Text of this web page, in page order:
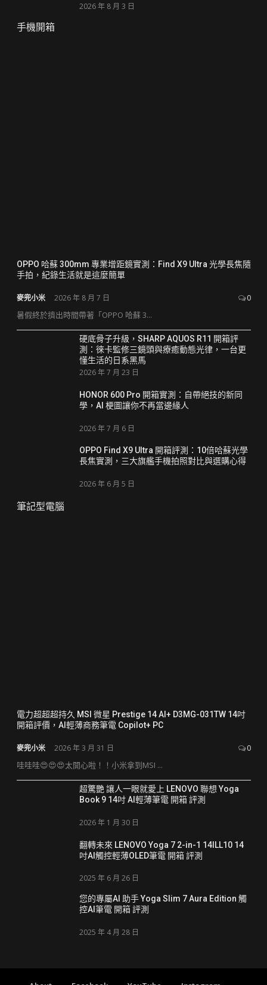
2026 年 8 月 3 日
手機開箱
OPPO 哈蘇 300mm 專業增距鏡實測：Find X9 Ultra 光學長焦隨
手拍，紀錄生活就是這麼簡單
麥兜小米 2026 年 8 月 7 日 0
暑假終於擠出時間帶著「OPPO 哈蘇 3...
硬底骨子升級，SHARP AQUOS R11 開箱評
測：徠卡監修三鏡頭與療癒動態光律，一台更
懂生活的日系黑馬
2026 年 7 月 23 日
HONOR 600 Pro 開箱實測：自帶絕技的新同
學，AI 梗圖讓你不再當邊緣人
2026 年 7 月 6 日
OPPO Find X9 Ultra 開箱評測：10倍哈蘇光學
長焦實測，三大旗艦手機拍照對比與選購心得
2026 年 6 月 5 日
筆記型電腦
電力超超超持久 MSI 微星 Prestige 14 AI+ D3MG-031TW 14吋
開箱評價，AI輕薄商務筆電 Copilot+ PC
麥兜小米 2026 年 3 月 31 日 0
哇哇哇😍😍😍太開心啦！！小米拿到MSI ...
超驚艷 讓人一眼就愛上 LENOVO 聯想 Yoga
Book 9 14吋 AI輕薄筆電 開箱 評測
2026 年 1 月 30 日
翻轉未來 LENOVO Yoga 7 2-in-1 14ILL10 14
吋AI觸控輕薄OLED筆電 開箱 評測
2025 年 6 月 26 日
您的專屬AI 助手 Yoga Slim 7 Aura Edition 觸
控AI筆電 開箱 評測
2025 年 4 月 28 日